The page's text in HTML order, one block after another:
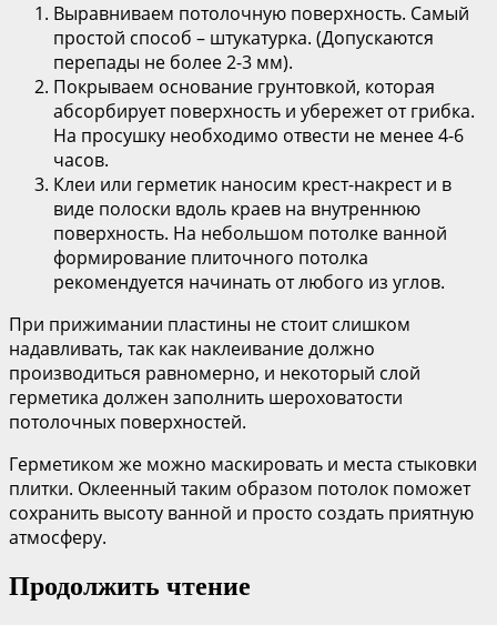
Выравниваем потолочную поверхность. Самый
простой способ – штукатурка. (Допускаются
перепады не более 2-3 мм).
Покрываем основание грунтовкой, которая
абсорбирует поверхность и убережет от грибка.
На просушку необходимо отвести не менее 4-6
часов.
Клеи или герметик наносим крест-накрест и в
виде полоски вдоль краев на внутреннюю
поверхность. На небольшом потолке ванной
формирование плиточного потолка
рекомендуется начинать от любого из углов.
При прижимании пластины не стоит слишком
надавливать, так как наклеивание должно
производиться равномерно, и некоторый слой
герметика должен заполнить шероховатости
потолочных поверхностей.
Герметиком же можно маскировать и места стыковки
плитки. Оклеенный таким образом потолок поможет
сохранить высоту ванной и просто создать приятную
атмосферу.
Продолжить чтение